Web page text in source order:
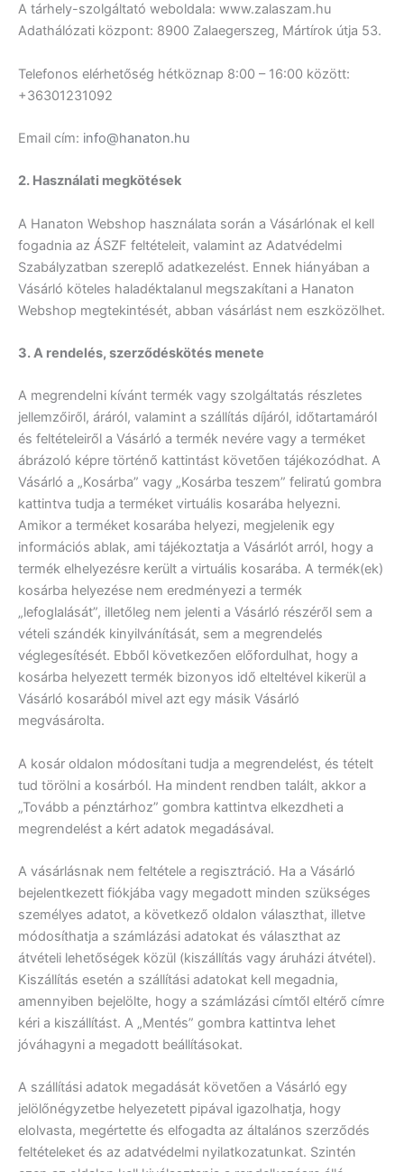
A tárhely-szolgáltató weboldala: www.zalaszam.hu
Adathálózati központ: 8900 Zalaegerszeg, Mártírok útja 53.
Telefonos elérhetőség hétköznap 8:00 – 16:00 között:
+36301231092
Email cím: info@hanaton.hu
2. Használati megkötések
A Hanaton Webshop használata során a Vásárlónak el kell
fogadnia az ÁSZF feltételeit, valamint az Adatvédelmi
Szabályzatban szereplő adatkezelést. Ennek hiányában a
Vásárló köteles haladéktalanul megszakítani a Hanaton
Webshop megtekintését, abban vásárlást nem eszközölhet.
3. A rendelés, szerződéskötés menete
A megrendelni kívánt termék vagy szolgáltatás részletes
jellemzőiről, áráról, valamint a szállítás díjáról, időtartamáról
és feltételeiről a Vásárló a termék nevére vagy a terméket
ábrázoló képre történő kattintást követően tájékozódhat. A
Vásárló a „Kosárba” vagy „Kosárba teszem” feliratú gombra
kattintva tudja a terméket virtuális kosarába helyezni.
Amikor a terméket kosarába helyezi, megjelenik egy
információs ablak, ami tájékoztatja a Vásárlót arról, hogy a
termék elhelyezésre került a virtuális kosarába. A termék(ek)
kosárba helyezése nem eredményezi a termék
„lefoglalását”, illetőleg nem jelenti a Vásárló részéről sem a
vételi szándék kinyilvánítását, sem a megrendelés
véglegesítését. Ebből következően előfordulhat, hogy a
kosárba helyezett termék bizonyos idő elteltével kikerül a
Vásárló kosarából mivel azt egy másik Vásárló
megvásárolta.
A kosár oldalon módosítani tudja a megrendelést, és tételt
tud törölni a kosárból. Ha mindent rendben talált, akkor a
„Tovább a pénztárhoz” gombra kattintva elkezdheti a
megrendelést a kért adatok megadásával.
A vásárlásnak nem feltétele a regisztráció. Ha a Vásárló
bejelentkezett fiókjába vagy megadott minden szükséges
személyes adatot, a következő oldalon választhat, illetve
módosíthatja a számlázási adatokat és választhat az
átvételi lehetőségek közül (kiszállítás vagy áruházi átvétel).
Kiszállítás esetén a szállítási adatokat kell megadnia,
amennyiben bejelölte, hogy a számlázási címtől eltérő címre
kéri a kiszállítást. A „Mentés” gombra kattintva lehet
jóváhagyni a megadott beállításokat.
A szállítási adatok megadását követően a Vásárló egy
jelölőnégyzetbe helyezetett pipával igazolhatja, hogy
elolvasta, megértette és elfogadta az általános szerződés
feltételeket és az adatvédelmi nyilatkozatunkat. Szintén